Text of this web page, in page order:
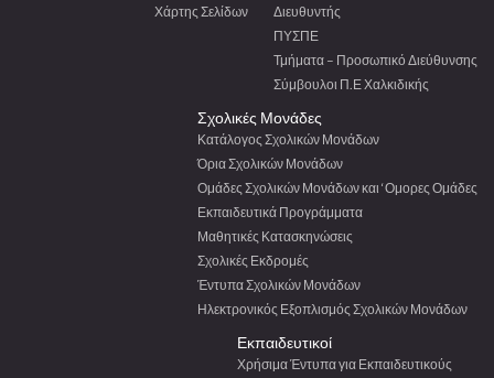
Χάρτης Σελίδων
Διευθυντής
ΠΥΣΠΕ
Τμήματα – Προσωπικό Διεύθυνσης
Σύμβουλοι Π.Ε Χαλκιδικής
Σχολικές Μονάδες
Κατάλογος Σχολικών Μονάδων
Όρια Σχολικών Μονάδων
Ομάδες Σχολικών Μονάδων και ‘Ομορες Ομάδες
Εκπαιδευτικά Προγράμματα
Μαθητικές Κατασκηνώσεις
Σχολικές Εκδρομές
Έντυπα Σχολικών Μονάδων
Ηλεκτρονικός Εξοπλισμός Σχολικών Μονάδων
Εκπαιδευτικοί
Χρήσιμα Έντυπα για Εκπαιδευτικούς